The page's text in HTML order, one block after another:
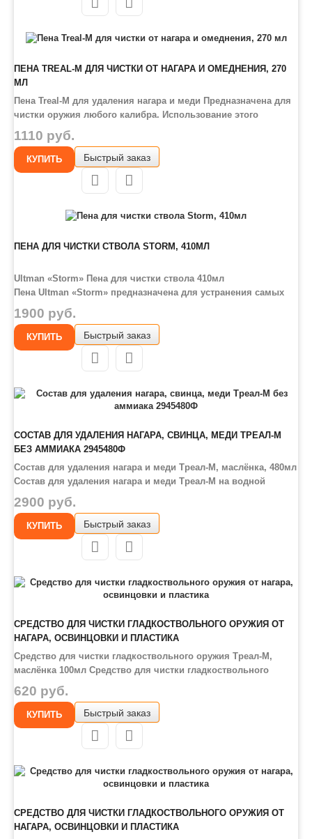
камуфляжной отделки.
Удобный флакон с дозированным распылением
ПЕНА TREAL-M ДЛЯ ЧИСТКИ ОТ НАГАРА И ОМЕДНЕНИЯ, 270
МЛ
Пена Treal-M для удаления нагара и меди Предназначена для
чистки оружия любого калибра. Использование этого
чистящего средства позволяет добиться более эффективной
и экономной чистки ствола от порохового нагара и
омеднения. Состав не вступает в химические реакции с
металлом, из которого изготовлены..
1110 руб.
КУПИТЬ Быстрый заказ
ПЕНА ДЛЯ ЧИСТКИ СТВОЛА STORM, 410МЛ
Ultman «Storm» Пена для чистки ствола 410мл
Пена Ultman «Storm» предназначена для устранения самых
сложных пороховых отложений, нагара, следов омеднения и
прочих загрязнений на внутренней части канала ствола и
внутри ДТК. Состав пены не взаимодействует с металлами и
их структурой, что делает её безопасной в применении. В
комплекте к баллону с пеной идёт пластиковая пр
1900 руб.
КУПИТЬ Быстрый заказ
СОСТАВ ДЛЯ УДАЛЕНИЯ НАГАРА, СВИНЦА, МЕДИ ТРЕАЛ-М
БЕЗ АММИАКА 2945480Ф
Состав для удаления нагара и меди Треал-М, маслёнка, 480мл
Состав для удаления нагара и меди Треал-М на водной
основе предназначен для удаления порохового нагара,
омеднения и освинцовки. Не причиняет никакого вреда
внутреннему покрытию ствола: будь это обычная сталь,
нержавеющее или хромовое покрыт..
2900 руб.
КУПИТЬ Быстрый заказ
СРЕДСТВО ДЛЯ ЧИСТКИ ГЛАДКОСТВОЛЬНОГО ОРУЖИЯ ОТ
НАГАРА, ОСВИНЦОВКИ И ПЛАСТИКА
Средство для чистки гладкоствольного оружия Треал-М,
маслёнка 100мл Средство для чистки гладкоствольного
оружия от нагара, освинцовки и пластика Треал-М
предназначено для очищения ружья от продуктов сгорания
пороха, свинцовых и пластиковых отложений.
Преимущества: Без аммиака Негорючее Безопа..
620 руб.
КУПИТЬ Быстрый заказ
СРЕДСТВО ДЛЯ ЧИСТКИ ГЛАДКОСТВОЛЬНОГО ОРУЖИЯ ОТ
НАГАРА, ОСВИНЦОВКИ И ПЛАСТИКА